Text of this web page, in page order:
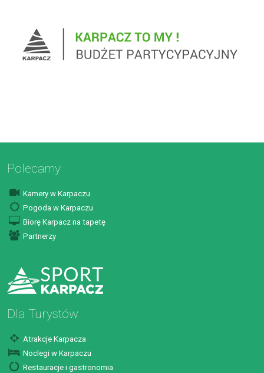
Polecamy
Kamery w Karpaczu
Pogoda w Karpaczu
Biorę Karpacz na tapetę
Partnerzy
Dla Turystów
Atrakcje Karpacza
Noclegi w Karpaczu
Restauracje i gastronomia